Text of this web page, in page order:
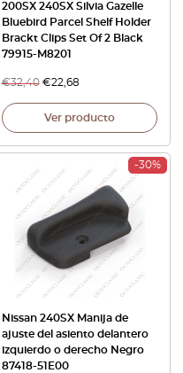
200SX 240SX Silvia Gazelle
Bluebird Parcel Shelf Holder
Brackt Clips Set Of 2 Black
79915-M8201
€32,40 €22,68
Ver producto
-30%
Nissan 240SX Manija de
ajuste del asiento delantero
izquierdo o derecho Negro
87418-51E00